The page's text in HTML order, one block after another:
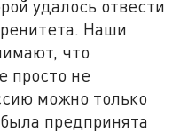
удалось отвести
Наши
что
просто не
можно только
предпринята